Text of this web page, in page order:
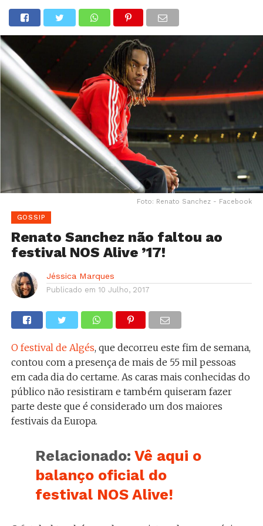
Foto: Renato Sanchez - Facebook
GOSSIP
Renato Sanchez não faltou ao
festival NOS Alive ’17!
Jéssica Marques
Publicado em 10 Julho, 2017
O festival de Algés, que decorreu este fim de semana,
contou com a presença de mais de 55 mil pessoas
em cada dia do certame. As caras mais conhecidas do
público não resistiram e também quiseram fazer
parte deste que é considerado um dos maiores
festivais da Europa.
Relacionado: Vê aqui o
balanço oficial do
festival NOS Alive!